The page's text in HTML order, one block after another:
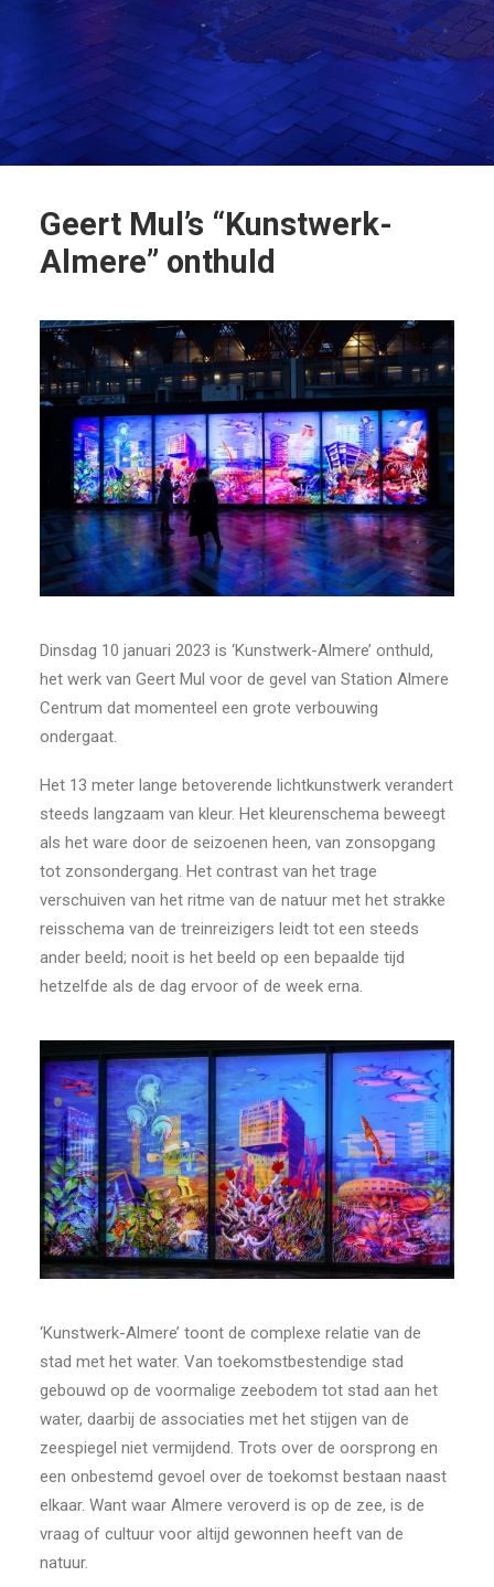
Geert Mul’s “Kunstwerk-
Almere” onthuld
Dinsdag 10 januari 2023 is ‘Kunstwerk-Almere’ onthuld,
het werk van Geert Mul voor de gevel van Station Almere
Centrum dat momenteel een grote verbouwing
ondergaat.
Het 13 meter lange betoverende lichtkunstwerk verandert
steeds langzaam van kleur. Het kleurenschema beweegt
als het ware door de seizoenen heen, van zonsopgang
tot zonsondergang. Het contrast van het trage
verschuiven van het ritme van de natuur met het strakke
reisschema van de treinreizigers leidt tot een steeds
ander beeld; nooit is het beeld op een bepaalde tijd
hetzelfde als de dag ervoor of de week erna.
‘Kunstwerk-Almere’ toont de complexe relatie van de
stad met het water. Van toekomstbestendige stad
gebouwd op de voormalige zeebodem tot stad aan het
water, daarbij de associaties met het stijgen van de
zeespiegel niet vermijdend. Trots over de oorsprong en
een onbestemd gevoel over de toekomst bestaan naast
elkaar. Want waar Almere veroverd is op de zee, is de
vraag of cultuur voor altijd gewonnen heeft van de
natuur.